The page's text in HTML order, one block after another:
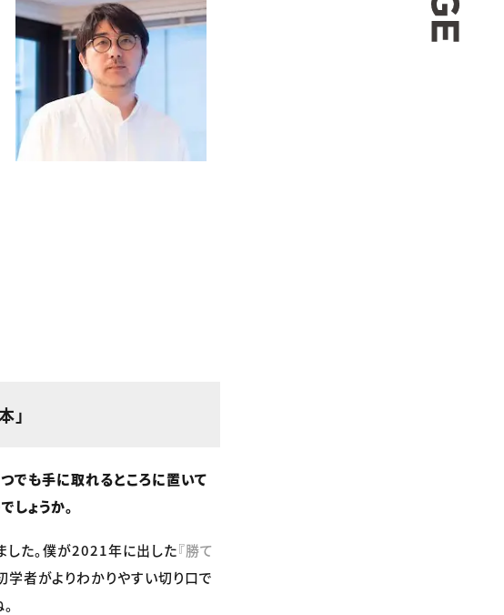
」
でも手に取れるところに置いて
ょうか。
した。僕が2021年に出した『勝て
学者がよりわかりやすい切り口で